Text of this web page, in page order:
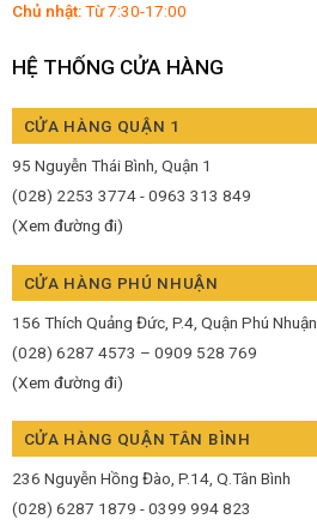
Chủ nhật:Từ 7:30-17:00
HỆ THỐNG CỬA HÀNG
CỬA HÀNG QUẬN 1
95 Nguyễn Thái Bình, Quận 1
(028) 2253 3774 - 0963 313 849
(Xem đường đi)
CỬA HÀNG PHÚ NHUẬN
156 Thích Quảng Đức, P.4, Quận Phú Nhuận
(028) 6287 4573 – 0909 528 769
(Xem đường đi)
CỬA HÀNG QUẬN TÂN BÌNH
236 Nguyễn Hồng Đào, P.14, Q.Tân Bình
(028) 6287 1879 - 0399 994 823